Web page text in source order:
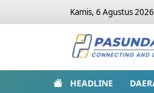
Kamis, 6 Agustus
HEADLINE